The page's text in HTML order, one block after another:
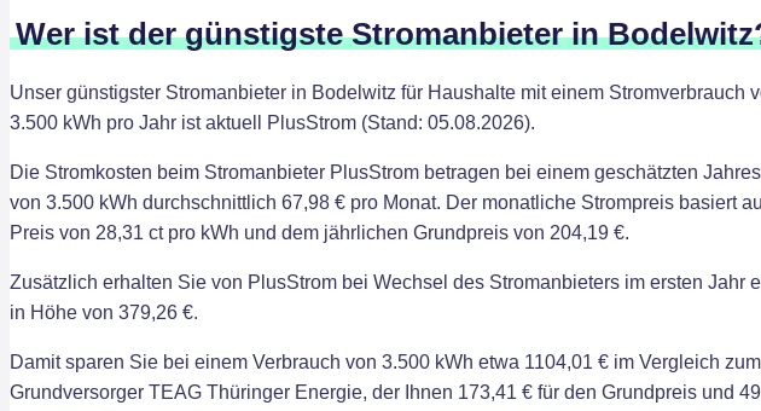
Wer ist der günstigste Stromanbieter in
Unser günstigster Stromanbieter in Bodelwitz für Haushalte mit einem Stromverbrauch
3.500 kWh pro Jahr ist aktuell PlusStrom (Stand: 05.08.2026).
Die Stromkosten beim Stromanbieter PlusStrom betragen bei einem geschätzten
von 3.500 kWh durchschnittlich 67,98 € pro Monat. Der monatliche Strompreis basiert
Preis von 28,31 ct pro kWh und dem jährlichen Grundpreis von 204,19 €.
Zusätzlich erhalten Sie von PlusStrom bei Wechsel des Stromanbieters im ersten Jahr
in Höhe von 379,26 €.
Damit sparen Sie bei einem Verbrauch von 3.500 kWh etwa 1104,01 € im Vergleich zum
Grundversorger TEAG Thüringer Energie, der Ihnen 173,41 € für den Grundpreis und